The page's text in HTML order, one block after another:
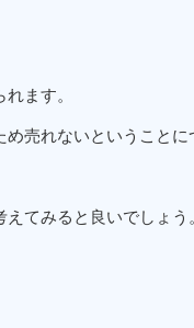
ます。
売れないということに
てみると良いでしょう